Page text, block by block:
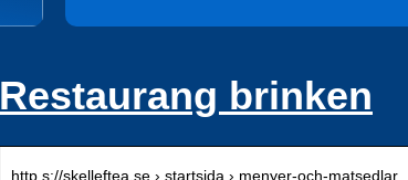
Restaurang brinken
http s://skelleftea.se › startsida › menyer-och-matsedlar